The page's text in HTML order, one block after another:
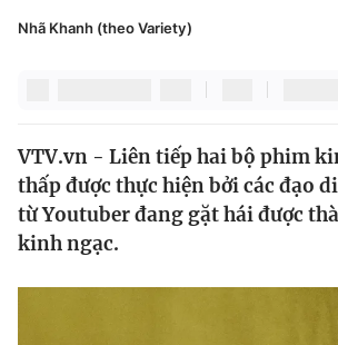
Thế giới
Tin tức
Y tế
Nhã Khanh (theo Variety)
VTV.vn - Liên tiếp hai bộ phim
thấp được thực hiện bởi các đạo
từ Youtuber đang gặt hái được
kinh ngạc.